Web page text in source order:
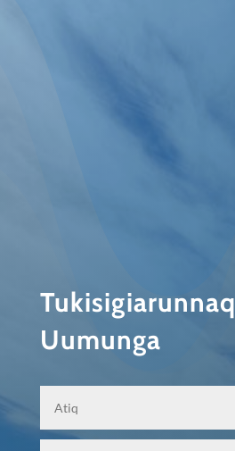
Uumunga